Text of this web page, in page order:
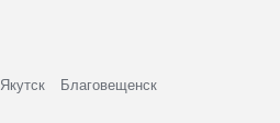
Якутск
Благовещенск